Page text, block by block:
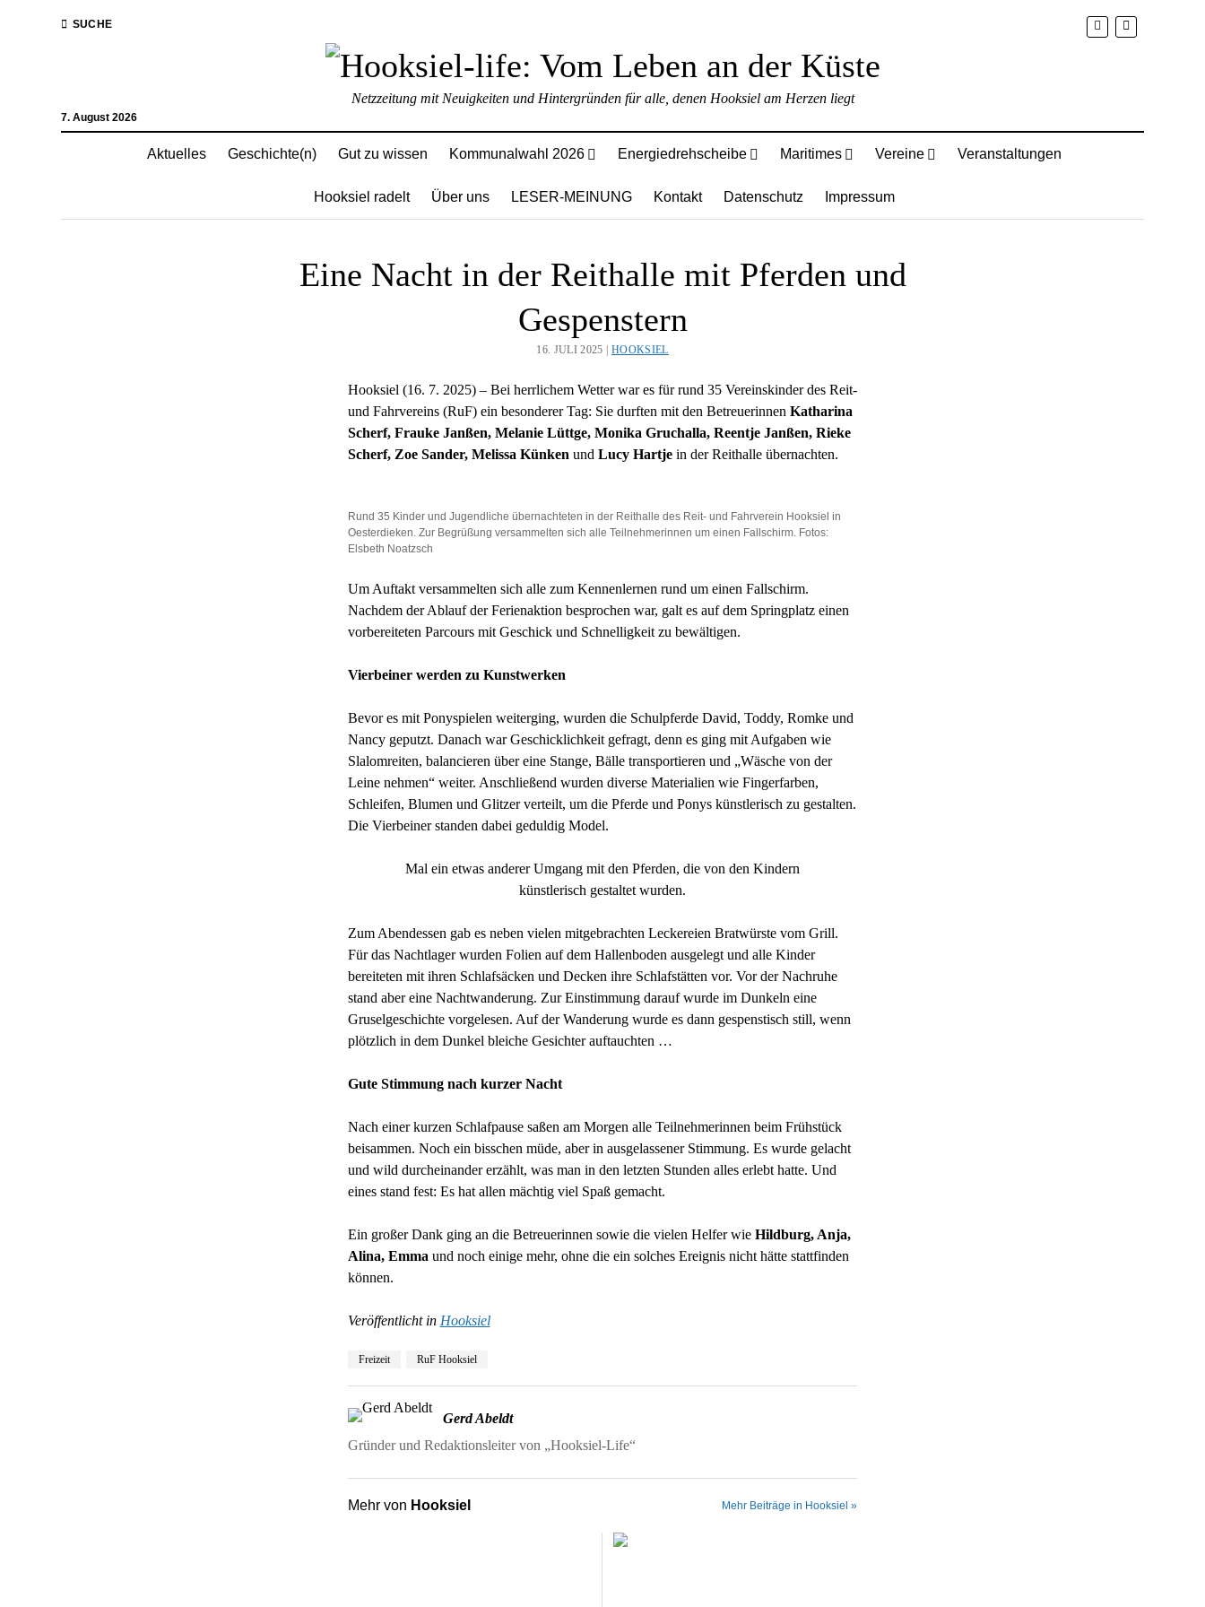
SUCHE
7. August 2026
Netzzeitung mit Neuigkeiten und Hintergründen für alle, denen Hooksiel am Herzen liegt
Aktuelles Geschichte(n) Gut zu wissen Kommunalwahl 2026 Energiedrehscheibe Maritimes Vereine Veranstaltungen
Hooksiel radelt Über uns LESER-MEINUNG Kontakt Datenschutz Impressum
Eine Nacht in der Reithalle mit Pferden und
Gespenstern
16. JULI 2025 | HOOKSIEL
Hooksiel (16. 7. 2025) – Bei herrlichem Wetter war es für rund 35 Vereinskinder des Reit-
und Fahrvereins (RuF) ein besonderer Tag: Sie durften mit den Betreuerinnen Katharina
Scherf, Frauke Janßen, Melanie Lüttge, Monika Gruchalla, Reentje Janßen, Rieke
Scherf, Zoe Sander, Melissa Künken und Lucy Hartjein der Reithalle übernachten.
Rund 35 Kinder und Jugendliche übernachteten in der Reithalle des Reit- und Fahrverein Hooksiel in
Oesterdieken. Zur Begrüßung versammelten sich alle Teilnehmerinnen um einen Fallschirm. Fotos:
Elsbeth Noatzsch
Um Auftakt versammelten sich alle zum Kennenlernen rund um einen Fallschirm.
Nachdem der Ablauf der Ferienaktion besprochen war, galt es auf dem Springplatz einen
vorbereiteten Parcours mit Geschick und Schnelligkeit zu bewältigen.
Vierbeiner werden zu Kunstwerken
Bevor es mit Ponyspielen weiterging, wurden die Schulpferde David, Toddy, Romke und
Nancy geputzt. Danach war Geschicklichkeit gefragt, denn es ging mit Aufgaben wie
Slalomreiten, balancieren über eine Stange, Bälle transportieren und „Wäsche von der
Leine nehmen“ weiter. Anschließend wurden diverse Materialien wie Fingerfarben,
Schleifen, Blumen und Glitzer verteilt, um die Pferde und Ponys künstlerisch zu gestalten.
Die Vierbeiner standen dabei geduldig Model.
Mal ein etwas anderer Umgang mit den Pferden, die von den Kindern
künstlerisch gestaltet wurden.
Zum Abendessen gab es neben vielen mitgebrachten Leckereien Bratwürste vom Grill.
Für das Nachtlager wurden Folien auf dem Hallenboden ausgelegt und alle Kinder
bereiteten mit ihren Schlafsäcken und Decken ihre Schlafstätten vor. Vor der Nachruhe
stand aber eine Nachtwanderung. Zur Einstimmung darauf wurde im Dunkeln eine
Gruselgeschichte vorgelesen. Auf der Wanderung wurde es dann gespenstisch still, wenn
plötzlich in dem Dunkel bleiche Gesichter auftauchten …
Gute Stimmung nach kurzer Nacht
Nach einer kurzen Schlafpause saßen am Morgen alle Teilnehmerinnen beim Frühstück
beisammen. Noch ein bisschen müde, aber in ausgelassener Stimmung. Es wurde gelacht
und wild durcheinander erzählt, was man in den letzten Stunden alles erlebt hatte. Und
eines stand fest: Es hat allen mächtig viel Spaß gemacht.
Ein großer Dank ging an die Betreuerinnen sowie die vielen Helfer wie Hildburg, Anja,
Alina, Emma und noch einige mehr, ohne die ein solches Ereignis nicht hätte stattfinden
können.
Veröffentlicht in Hooksiel
Freizeit RuF Hooksiel
Gerd Abeldt
Gründer und Redaktionsleiter von „Hooksiel-Life“
Mehr von Hooksiel Mehr Beiträge in Hooksiel »